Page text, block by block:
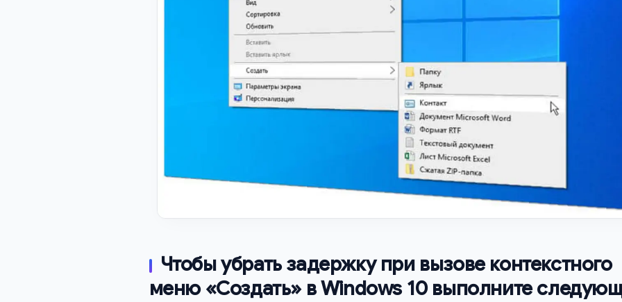
Чтобы убрать задержку при вызове контекстного
меню «Создать» в Windows 10 выполните